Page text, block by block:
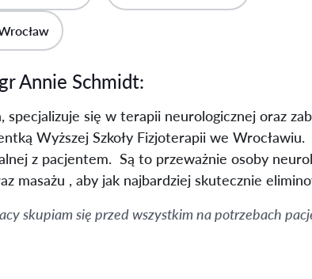
Annie Schmidt:
specjalizuje się w terapii neurologicznej oraz
Wyższej Szkoły Fizjoterapii we
z pacjentem. Są to przeważnie osoby
masażu , aby jak najbardziej skutecznie
skupiam się przed wszystkim na potrzebach